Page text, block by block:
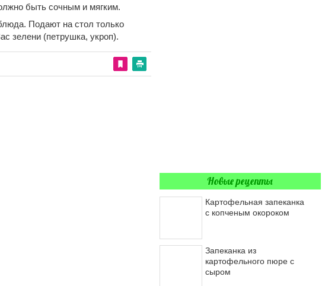
быть сочным и мягким.
Подают на стол только
зелени (петрушка, укроп).
Новые рецепты
Картофельная запеканка
с копченым окороком
Запеканка из
картофельного пюре с
сыром